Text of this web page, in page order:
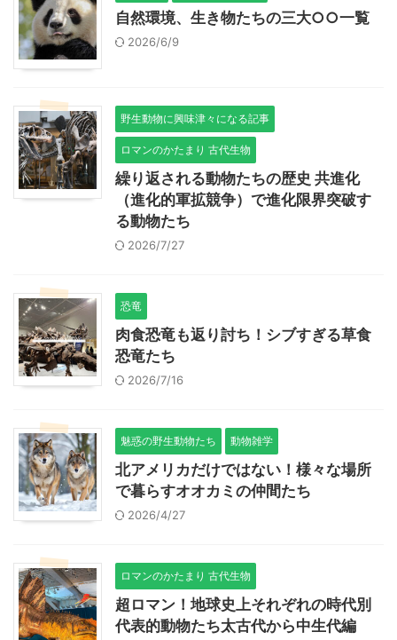
自然環境、生き物たちの三大○○一覧
2026/6/9
野生動物に興味津々になる記事
ロマンのかたまり 古代生物
繰り返される動物たちの歴史 共進化
（進化的軍拡競争）で進化限界突破す
る動物たち
2026/7/27
恐竜
肉食恐竜も返り討ち！シブすぎる草食
恐竜たち
2026/7/16
魅惑の野生動物たち 動物雑学
北アメリカだけではない！様々な場所
で暮らすオオカミの仲間たち
2026/4/27
ロマンのかたまり 古代生物
超ロマン！地球史上それぞれの時代別
代表的動物たち太古代から中生代編